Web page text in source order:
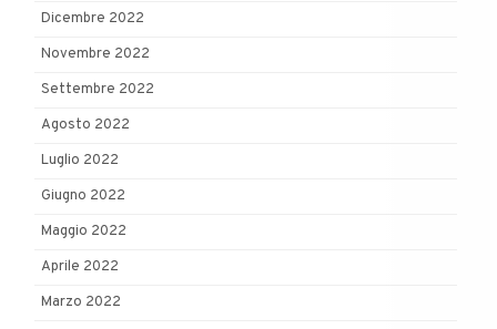
Dicembre 2022
Novembre 2022
Settembre 2022
Agosto 2022
Luglio 2022
Giugno 2022
Maggio 2022
Aprile 2022
Marzo 2022